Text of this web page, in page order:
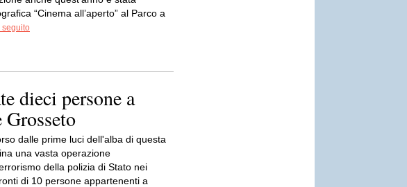
“Cinema all’aperto” al Parco a
seguito
dieci persone a
dalle prime luci dell'alba di questa
una vasta operazione
della polizia di Stato nei
di 10 persone appartenenti a